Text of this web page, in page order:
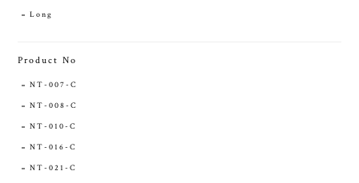
Long
Product No
NT-007-C
NT-008-C
NT-010-C
NT-016-C
NT-021-C